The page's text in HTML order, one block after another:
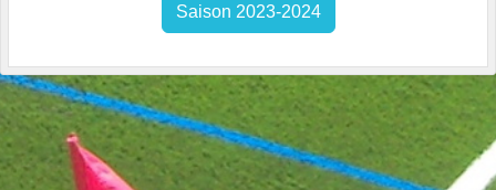
Saison 2023-2024